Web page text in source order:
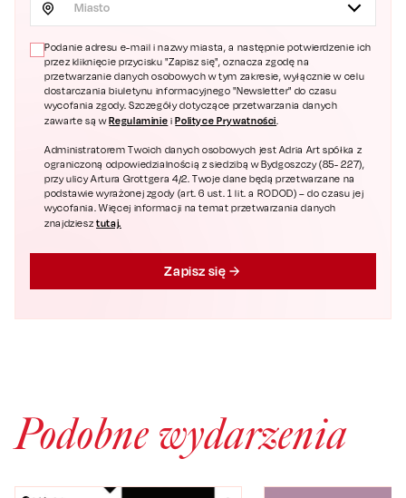
Miasto
Podanie adresu e-mail i nazwy miasta, a następnie potwierdzenie ich
przez kliknięcie przycisku "Zapisz się", oznacza zgodę na
przetwarzanie danych osobowych w tym zakresie, wyłącznie w celu
dostarczania biuletynu informacyjnego "Newsletter" do czasu
wycofania zgody. Szczegóły dotyczące przetwarzania danych
zawarte są wRegulaminie iPolityce Prywatności.
Administratorem Twoich danych osobowych jest Adria Art spółka z
ograniczoną odpowiedzialnością z siedzibą w Bydgoszczy (85- 227),
przy ulicy Artura Grottgera 4/2. Twoje dane będą przetwarzane na
podstawie wyrażonej zgody (art. 6 ust. 1 lit. a RODOD) – do czasu jej
wycofania. Więcej informacji na temat przetwarzania danych
znajdziesztutaj.
Zapisz się
Podobne wydarzenia